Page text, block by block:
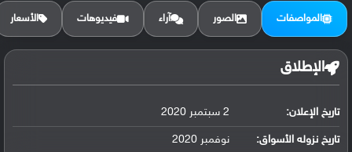
البطارية:
ليثيوم بوليمر سعة 5000 مللي أمبير, غير ق...
المواصفات الصور آراء فيديوهات الأسعار
الإطلاق
تاريخ الإعلان: 2 سبتمبر 2020
تاريخ نزوله الأسواق: نوفمبر 2020